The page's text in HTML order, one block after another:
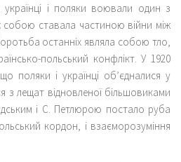
українці і поляки воювали один з
ставала частиною війни між
останніх являла собою тло,
польський конфлікт. У 1920
поляки і українці об’єдналися у
з лещат відновленої більшовиками
і С. Петлюрою постало руба
кордон, і взаєморозуміння